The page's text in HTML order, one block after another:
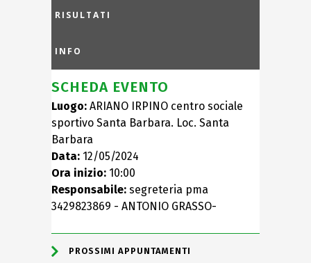
RISULTATI
INFO
SCHEDA EVENTO
Luogo: ARIANO IRPINO centro sociale
sportivo Santa Barbara. Loc. Santa
Barbara
Data: 12/05/2024
Ora inizio: 10:00
Responsabile: segreteria pma
3429823869 - ANTONIO GRASSO-
PROSSIMI APPUNTAMENTI